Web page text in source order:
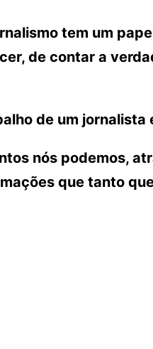
tem um
de contar a
de um jornalista
nós podemos,
que tanto